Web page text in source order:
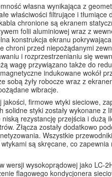
własna wynikająca z
właściwości filtrujące i tłumiące
chronione są ekranem
folii aluminiowej wraz z
konstrukcja ekranu
chroni przed niepożądanymi
i rozprzestrzenianiu się
wagę przywiązano także do
indukowane wokół
sobą żyły robocze wraz z
wibracje.
firmowe wtyki sieciowe,
solidne styki zostały wykonane z
rezystancję przejścia i dużą
Złącza zostały dodatkowo
Wszystkie
są skręcane, co
wersji wysokoprądowej jako LC-
flagowego kondycjonera